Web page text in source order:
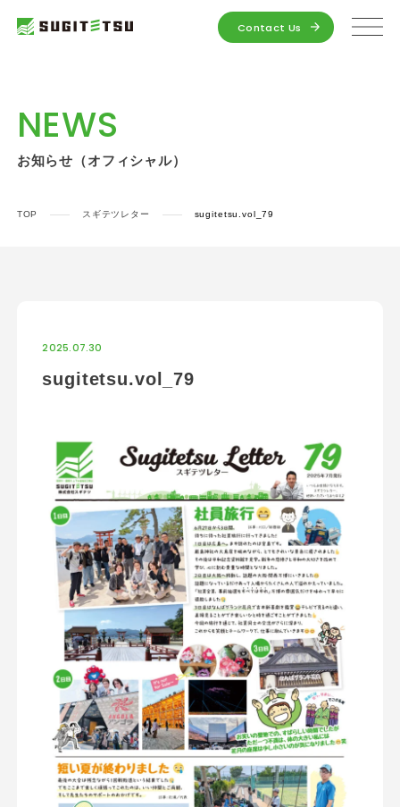
Contact Us
NEWS
お知らせ（オフィシャル）
TOP スギテツレター sugitetsu.vol_79
2025.07.30
sugitetsu.vol_79